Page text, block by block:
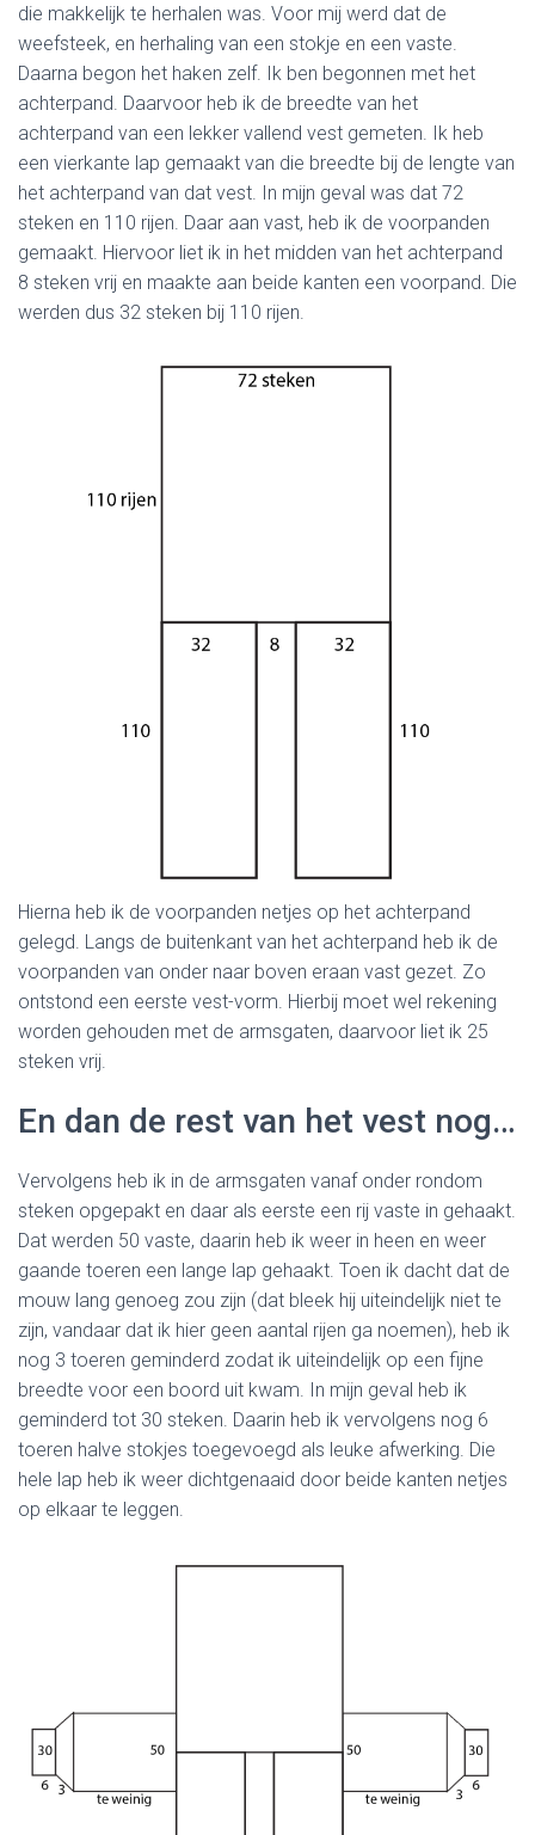
die makkelijk te herhalen was. Voor mij werd dat de
weefsteek, en herhaling van een stokje en een vaste.
Daarna begon het haken zelf. Ik ben begonnen met het
achterpand. Daarvoor heb ik de breedte van het
achterpand van een lekker vallend vest gemeten. Ik heb
een vierkante lap gemaakt van die breedte bij de lengte van
het achterpand van dat vest. In mijn geval was dat 72
steken en 110 rijen. Daar aan vast, heb ik de voorpanden
gemaakt. Hiervoor liet ik in het midden van het achterpand
8 steken vrij en maakte aan beide kanten een voorpand. Die
werden dus 32 steken bij 110 rijen.
Hierna heb ik de voorpanden netjes op het achterpand
gelegd. Langs de buitenkant van het achterpand heb ik de
voorpanden van onder naar boven eraan vast gezet. Zo
ontstond een eerste vest-vorm. Hierbij moet wel rekening
worden gehouden met de armsgaten, daarvoor liet ik 25
steken vrij.
En dan de rest van het vest nog…
Vervolgens heb ik in de armsgaten vanaf onder rondom
steken opgepakt en daar als eerste een rij vaste in gehaakt.
Dat werden 50 vaste, daarin heb ik weer in heen en weer
gaande toeren een lange lap gehaakt. Toen ik dacht dat de
mouw lang genoeg zou zijn (dat bleek hij uiteindelijk niet te
zijn, vandaar dat ik hier geen aantal rijen ga noemen), heb ik
nog 3 toeren geminderd zodat ik uiteindelijk op een fijne
breedte voor een boord uit kwam. In mijn geval heb ik
geminderd tot 30 steken. Daarin heb ik vervolgens nog 6
toeren halve stokjes toegevoegd als leuke afwerking. Die
hele lap heb ik weer dichtgenaaid door beide kanten netjes
op elkaar te leggen.